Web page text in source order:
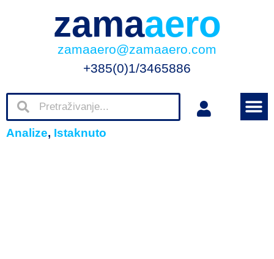
zamaaero
zamaaero@zamaaero.com
+385(0)1/3465886
Analize, Istaknuto